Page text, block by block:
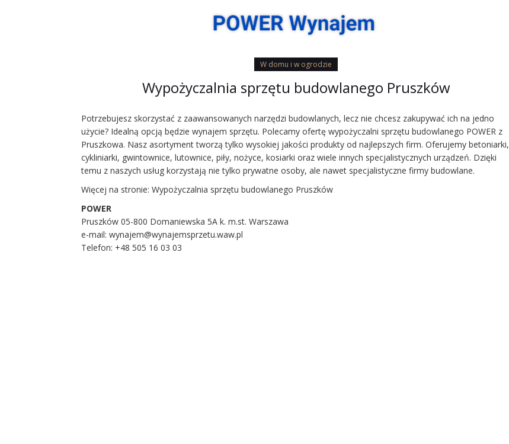
W domu i w ogrodzie
Wypożyczalnia sprzętu budowlanego Pruszków
Potrzebujesz skorzystać z zaawansowanych narzędzi budowlanych, lecz nie chcesz zakupywać ich na jedno
użycie? Idealną opcją będzie wynajem sprzętu. Polecamy ofertę wypożyczalni sprzętu budowlanego POWER z
Pruszkowa. Nasz asortyment tworzą tylko wysokiej jakości produkty od najlepszych firm. Oferujemy betoniarki,
cykliniarki, gwintownice, lutownice, piły, nożyce, kosiarki oraz wiele innych specjalistycznych urządzeń. Dzięki
temu z naszych usług korzystają nie tylko prywatne osoby, ale nawet specjalistyczne firmy budowlane.
Więcej na stronie: Wypożyczalnia sprzętu budowlanego Pruszków
POWER
Pruszków 05-800 Domaniewska 5A k. m.st. Warszawa
e-mail: wynajem@wynajemsprzetu.waw.pl
Telefon: +48 505 16 03 03